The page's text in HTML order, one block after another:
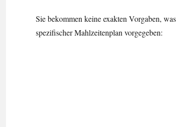
Sie bekommen keine exakten Vorgaben,
spezifischer Mahlzeitenplan vorgegeben: